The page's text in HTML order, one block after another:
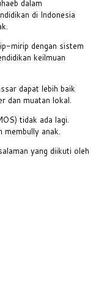
dalam
di Indonesia
mirip dengan sistem
keilmuan
dapat lebih baik
dan muatan lokal.
tidak ada lagi.
membully anak.
yang diikuti oleh